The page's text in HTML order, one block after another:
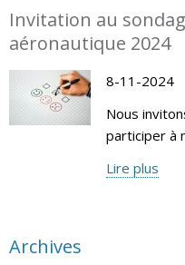
Invitation au
aéronautique 2024
8-11-2024
Nous
participer à
Lire plus
Archives